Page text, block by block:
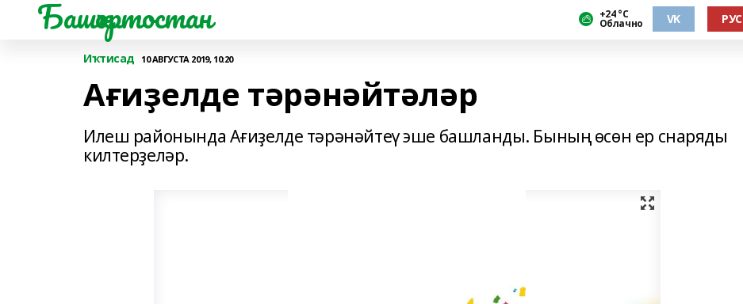
Башҡортостан +24 °С
Облачно VK РУС
Иҡтисад 10 АВГУСТА 2019, 10:20
Ағиҙелде тәрәнәйтәләр
Илеш районында Ағиҙелде тәрәнәйтеү эше башланды. Бының өсөн ер снаряды
килтерҙеләр.